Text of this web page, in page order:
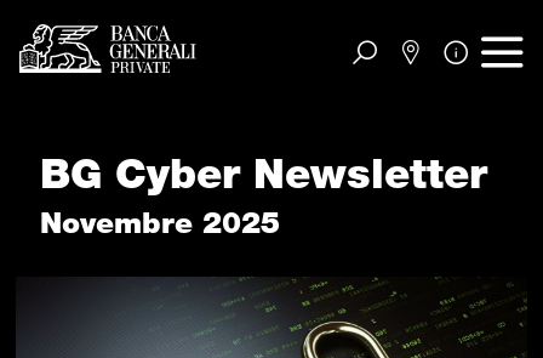
Vai al contenuto principale
BG Cyber Newsletter
Novembre 2025